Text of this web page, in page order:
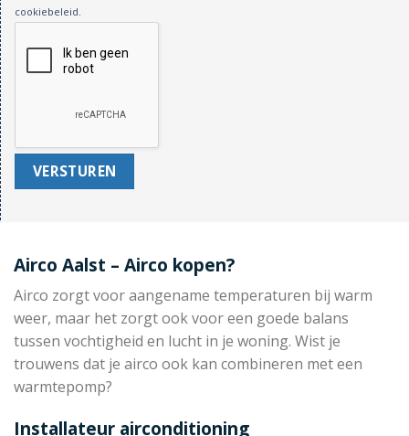
cookiebeleid
Airco Aalst – Airco kopen?
Airco zorgt voor aangename temperaturen bij warm
weer, maar het zorgt ook voor een goede balans
tussen vochtigheid en lucht in je woning. Wist je
trouwens dat je airco ook kan combineren met een
warmtepomp?
Installateur airconditioning